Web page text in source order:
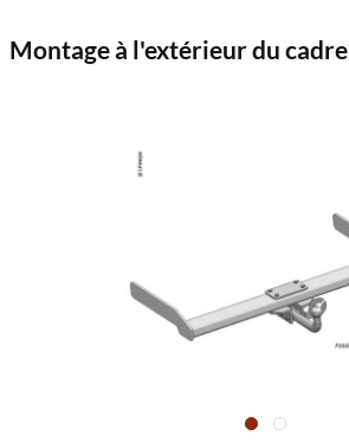
Montage à l'extérieur du cadre